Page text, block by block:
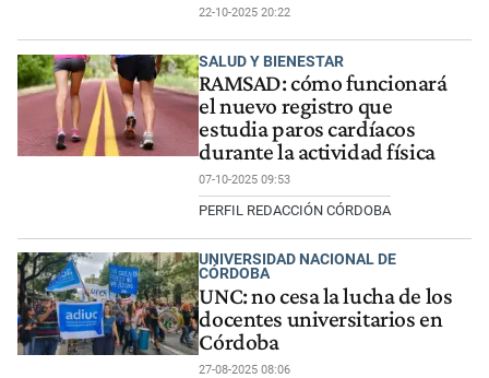
22-10-2025 20:22
SALUD Y BIENESTAR
RAMSAD: cómo funcionará
el nuevo registro que
estudia paros cardíacos
durante la actividad física
07-10-2025 09:53
PERFIL REDACCIÓN CÓRDOBA
UNIVERSIDAD NACIONAL DE
CÓRDOBA
UNC: no cesa la lucha de los
docentes universitarios en
Córdoba
27-08-2025 08:06